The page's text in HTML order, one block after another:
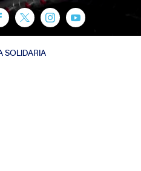
SOLIDARIA